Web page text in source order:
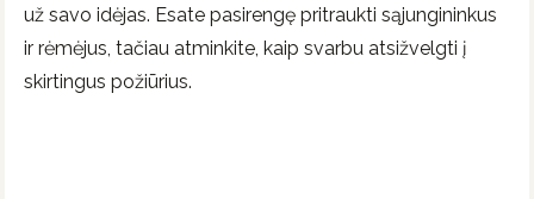
už savo idėjas. Esate pasirengę pritraukti sąjungininkus
ir rėmėjus, tačiau atminkite, kaip svarbu atsižvelgti į
skirtingus požiūrius.